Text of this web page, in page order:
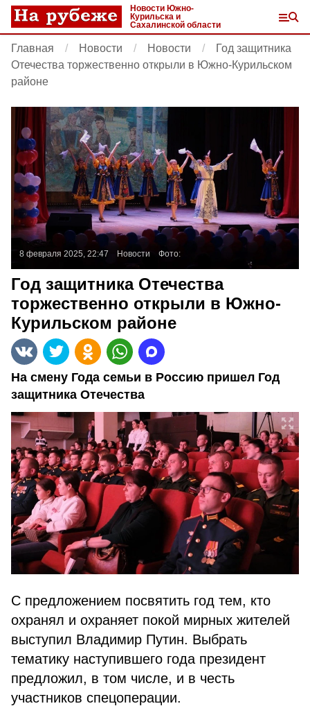
Новости Южно-
Курильска и
Сахалинской области
Главная Новости Новости
Год защитника
Отечества торжественно открыли в Южно-Курильском
районе
8 февраля 2025, 22:47 Новости Фото:
Год защитника Отечества
торжественно открыли в Южно-
Курильском районе
На смену Года семьи в Россию пришел Год
защитника Отечества
С предложением посвятить год тем, кто
охранял и охраняет покой мирных жителей
выступил Владимир Путин. Выбрать
тематику наступившего года президент
предложил, в том числе, и в честь
участников спецоперации.